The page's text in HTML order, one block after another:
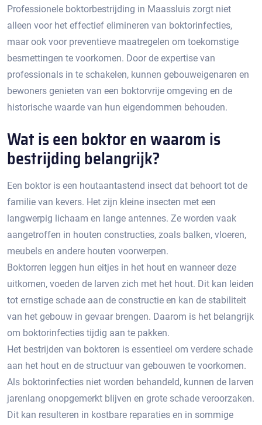
Professionele boktorbestrijding in Maassluis zorgt niet
alleen voor het effectief elimineren van boktorinfecties,
maar ook voor preventieve maatregelen om toekomstige
besmettingen te voorkomen.​ Door de expertise van
professionals in te schakelen, kunnen gebouweigenaren en
bewoners genieten van een boktorvrije omgeving en de
historische waarde van hun eigendommen behouden.​
Wat is een boktor en waarom is
bestrijding belangrijk?​
Een boktor is een houtaantastend insect dat behoort tot de
familie van kevers.​ Het zijn kleine insecten met een
langwerpig lichaam en lange antennes.​ Ze worden vaak
aangetroffen in houten constructies, zoals balken, vloeren,
meubels en andere houten voorwerpen.​
Boktorren leggen hun eitjes in het hout en wanneer deze
uitkomen, voeden de larven zich met het hout.​ Dit kan leiden
tot ernstige schade aan de constructie en kan de stabiliteit
van het gebouw in gevaar brengen.​ Daarom is het belangrijk
om boktorinfecties tijdig aan te pakken.​
Het bestrijden van boktoren is essentieel om verdere schade
aan het hout en de structuur van gebouwen te voorkomen.
Als boktorinfecties niet worden behandeld, kunnen de larven
jarenlang onopgemerkt blijven en grote schade veroorzaken.​
Dit kan resulteren in kostbare reparaties en in sommige